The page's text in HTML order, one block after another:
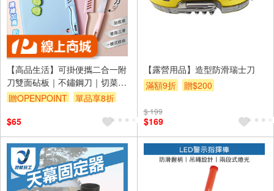
【高品生活】可掛便攜二合一附
刀雙面砧板｜不鏽鋼刀｜切菜板
｜砧板｜露營｜烤肉｜附刀砧板
贈OPENPOINT
單品享8折
$65
【露營用品】造型防滑瑞士刀
滿額9折
贈$200
$ 199
$169